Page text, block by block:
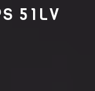
51LV